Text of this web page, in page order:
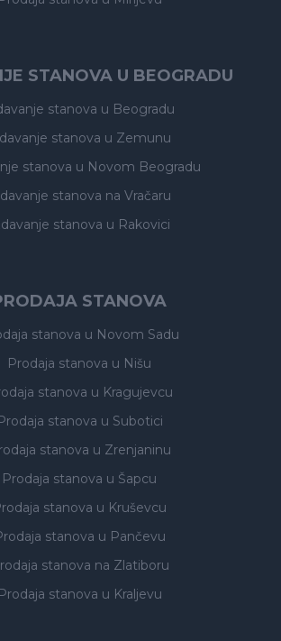
STANOVA U BEOGRADU
stanova u Beogradu
stanova u Zemunu
stanova u Novom Beogradu
stanova na Vračaru
stanova u Rakovici
STANOVA
stanova u Novom Sadu
Prodaja stanova u Nišu
stanova u Kragujevcu
stanova u Subotici
stanova u Zrenjaninu
Prodaja stanova u Šapcu
stanova u Kruševcu
stanova u Pančevu
stanova na Zlatiboru
Prodaja stanova u Kraljevu